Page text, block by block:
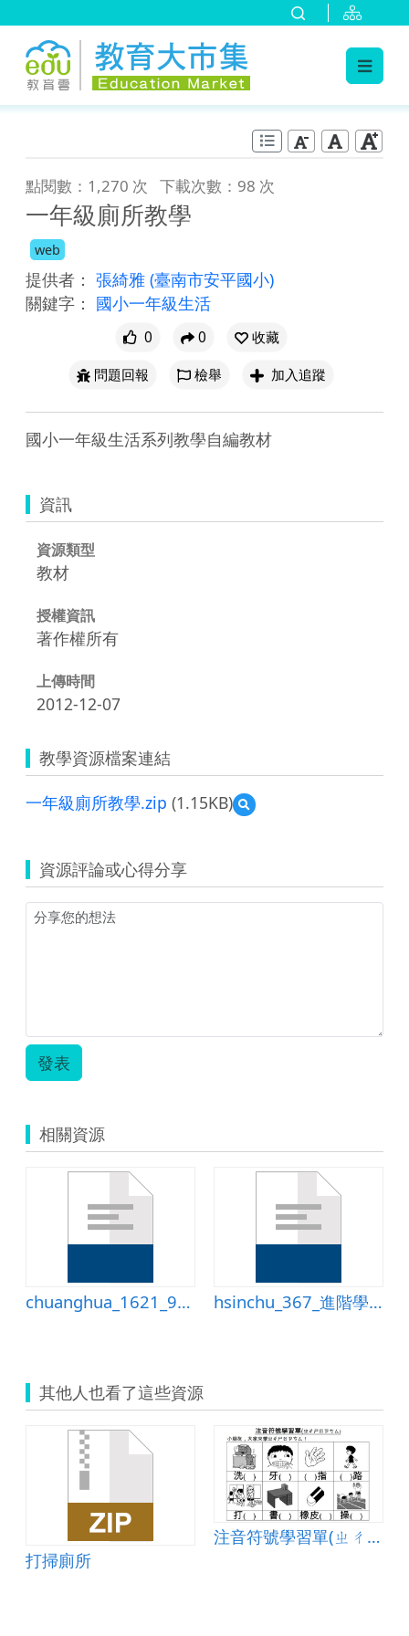
點閱數：1,270 次 下載次數：98 次
一年級廁所教學
web
提供者： 張綺雅 (臺南市安平國小)
關鍵字： 國小一年級生活
0 0
收藏
問題回報
檢舉 加入追蹤
國小一年級生活系列教學自編教材
資訊
資源類型
教材
授權資訊
著作權所有
上傳時間
2012-12-07
教學資源檔案連結
一年級廁所教學.zip (1.15KB)
預
覽
廁
所
資源評論或心得分享
發表
相關資源
chuanghua_1621_96國小資訊融入教學教案 hsinchu_367_進階學習單第6回
其他人也看了這些資源
打掃廁所
注音符號學習單(ㄓㄔㄕㄖㄗㄘㄙ)